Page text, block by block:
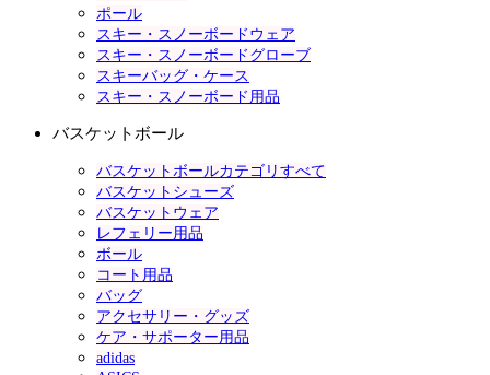
ポール
スキー・スノーボードウェア
スキー・スノーボードグローブ
スキーバッグ・ケース
スキー・スノーボード用品
バスケットボール
バスケットボールカテゴリすべて
バスケットシューズ
バスケットウェア
レフェリー用品
ボール
コート用品
バッグ
アクセサリー・グッズ
ケア・サポーター用品
adidas